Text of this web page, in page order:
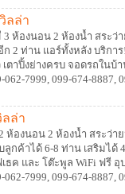
ลล่า
ห้องนอน 2 ห้องน้ำ สระว่
2 ท่าน แอร์ทั้งหลัง บริกา
ตาปิ้งย่างครบ จอดรถในบ้
062-7999, 099-674-8887,
ล่า
องนอน 2 ห้องน้ำ สระว่า
ลูกค้าได้ 6-8 ท่าน เสริมได้
ธค และ โต๊ะพูล WiFi ฟรี
062-7999, 099-674-8887,